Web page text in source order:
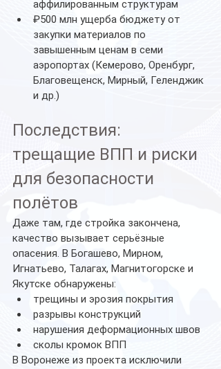
аффилированным структурам
₽500 млн ущерба бюджету от
закупки материалов по
завышенным ценам в семи
аэропортах (Кемерово, Оренбург,
Благовещенск, Мирный, Геленджик
и др.)
Последствия:
трещащие ВПП и риски
для безопасности
полётов
Даже там, где стройка закончена,
качество вызывает серьёзные
опасения. В Богашево, Мирном,
Игнатьево, Талагах, Магнитогорске и
Якутске обнаружены:
трещины и эрозия покрытия
разрывы конструкций
нарушения деформационных швов
сколы кромок ВПП
В Воронеже из проекта исключили